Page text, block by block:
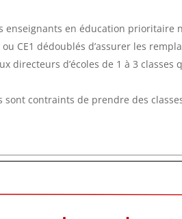
enseignants en éducation prioritaire
CE1 dédoublés d’assurer les
directeurs d’écoles de 1 à 3
sont contraints de prendre des